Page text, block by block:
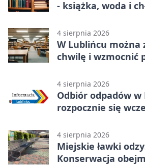
- książka, woda i
4 sierpnia 2026
W Lublińcu można
chwilę i wzmocnić
4 sierpnia 2026
Odbiór odpadów w
rozpocznie się
4 sierpnia 2026
Miejskie ławki
Konserwacja